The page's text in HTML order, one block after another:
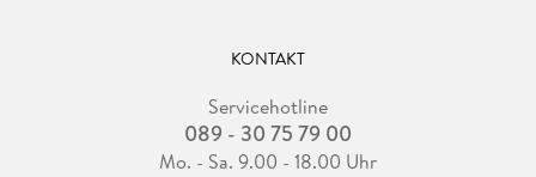
KONTAKT
Servicehotline
089 - 30 75 79 00
Mo. - Sa. 9.00 - 18.00 Uhr